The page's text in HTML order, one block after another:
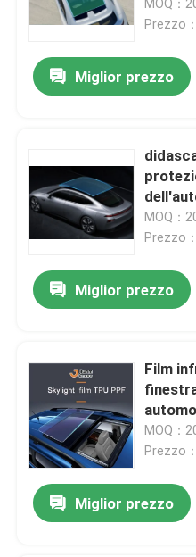
MOQ：
Prezzo
Miglior prezzo
MOQ：
Prezzo
Miglior prezzo
Film
MOQ：
Prezzo
Miglior prezzo